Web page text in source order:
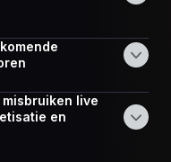
live
en